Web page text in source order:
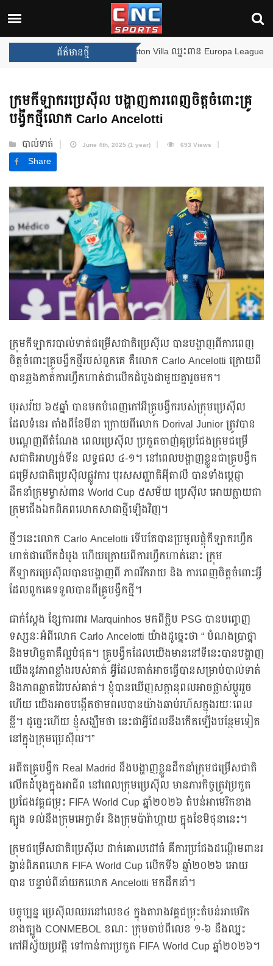
ព័ត៌មានថ្មី Arsenal បញ្ចប់ការរង់ចាំ ២២ ឆ្នាំ
ក្រុមកីឡាករប្រេស៊ីល បង្ហាញការពេញចិត្តចំពោះគ្រូ
បង្វឹកថ្មីលោក Carlo Ancelotti
បាល់ទាត់ June 4th, 2025 (1 year) 693 Views
Share
ក្រុមកីឡាករបាល់ទាត់ជម្រើសជាតិប្រេស៊ីល បានបង្ហាញពីការពេញ
ចិត្តចំពោះគ្រូបង្វឹកថ្មីរបស់ពួកគេ គឺលោក Carlo Ancelotti ក្រោយពី
បានឆ្លងកាត់ការហ្វឹកហាត់ជាលើកដំបូងជាមួយគ្នារួចមក។
បុរសវ័យ ៦៥ឆ្នាំ បានមកបំពេញកៅអីគ្រូបង្វឹករបស់ក្រុមប្រេស៊ីល
ដែលទំនេរ តាំងពីខែមីនា ក្រោយពីលោក Dorival Junior ត្រូវបាន
បណ្តេញពីតំណែង ពេលប្រេស៊ីល ប្រកួតចាញ់គូប្រជែងក្រុមជម្រើ
សជាតិអាហ្សង់ទីន លទ្ធផល ៤-១។ នៅពេលបង្ហាញខ្លួនជាគ្រូបង្វឹក
ជម្រើសជាតិប្រេស៊ីលផ្លូវការ បុរសសញ្ជាតិអ៊ីតាលី បានទាំងប្តេជ្ញា
ដឹកនាំក្រុមម្ចាស់ពាន World Cup ៥សម័យ ប្រេស៊ីល អោយក្លាយជា
ក្រុមជើងឯកពិភពលោកសាជាថ្មីឡើងវិញ។
ថ្មីៗនេះលោក Carlo Ancelotti ទើបតែបានប្រមូលផ្តុំកីឡាករហ្វឹក
ហាត់ជាលើកដំបូង ហើយក្រោយពីការហ្វឹកហាត់នោះ ក្រុម
កីឡាករប្រេស៊ីលបានបង្ហាញពី ភាពរីករាយ និង ការពេញចិត្តចំពោះអ្វី
ដែលពួកគេទទួលបានពីគ្រូបង្វឹកថ្មី។
ជាក់ស្តែង ខ្សែការពារ Marquinhos មកពីក្លិប PSG បានបញ្ចេញ
ទស្សនៈអំពីលោក Carlo Ancelotti យ៉ាងដូច្នេះថា “ បំណងប្រាថ្នា
និងមហិច្ឆតាគឺល្អបំផុត។ គ្រូបង្វឹកដែលយើងមាននៅទីនេះបានបង្ហាញ
យើងនូវភាពខ្លាំងរបស់គាត់ អ្វីដែលគាត់អាចធ្វើបានសម្រាប់បាល់ទាត់
និងភាពឆ្លាតវៃរបស់គាត់។ ខ្ញុំបានឃើញសក្ដានុពលអាចផ្លាស់ប្តូររួច
ហើយ យើងអាចបង្កើតថាមពលបានយ៉ាងឆាប់រហ័សក្នុងរយៈពេល
ខ្លី។ ដូច្នេះហើយ ខ្ញុំសង្ឃឹមថា នេះជាអ្វីដែលនឹងកើតឡើងបន្ថែមទៀត
នៅក្នុងក្រុមប្រេស៊ីល។”
អតីតគ្រូបង្វឹក Real Madrid នឹងបង្ហាញខ្លួនដឹកនាំក្រុមជម្រើសជាតិ
លើកដំបូងក្នុងអាជីព នៅពេលក្រុមប្រេស៊ីល មានភារកិច្ចត្រូវប្រកួត
ប្រជែងវគ្គជម្រុះ FIFA World Cup ឆ្នាំ២០២៦ តំបន់អាមេរិកខាង
ត្បូង ទល់នឹងក្រុមអេក្វាទ័រ និងក្រុមប៉ារ៉ាហ្កាយ ក្នុងខែមិថុនានេះ។
ក្រុមជម្រើសជាតិប្រេស៊ីល ដាក់គោលដៅធំ គឺការប្រជែងដណ្តើមពានរ
ង្វាន់ពិភពលោក FIFA World Cup លើកទី៦ ឆ្នាំ២០២៦ អោយ
បាន បន្ទាប់ពីនាំយកលោក Ancelotti មកដឹកនាំ។
បច្ចុប្បន្ន ប្រេស៊ីលឈរនៅលេខ៤ ក្នុងតារាងវគ្គជម្រុះតំបន់អាមេរិក
ខាងត្បូង CONMEBOL ខណៈ ក្រុមចាប់ពីលេខ ១-៦ នឹងឈ្នះ
កៅអីស្វ័យប្រវត្តិ ទៅកាន់ការប្រកួត FIFA World Cup ឆ្នាំ២០២៦។